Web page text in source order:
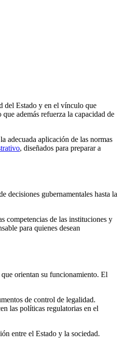
del Estado y en el vínculo que
además refuerza la capacidad de
adecuada aplicación de las normas
, diseñados para preparar a
decisiones gubernamentales hasta la
competencias de las instituciones y
para quienes desean
orientan su funcionamiento. El
de control de legalidad.
las políticas regulatorias en el
entre el Estado y la sociedad.